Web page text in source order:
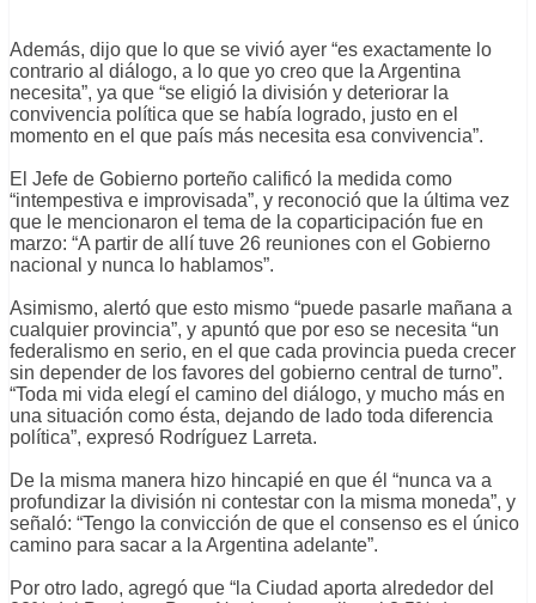
Además, dijo que lo que se vivió ayer “es exactamente lo
contrario al diálogo, a lo que yo creo que la Argentina
necesita”, ya que “se eligió la división y deteriorar la
convivencia política que se había logrado, justo en el
momento en el que país más necesita esa convivencia”.
El Jefe de Gobierno porteño calificó la medida como
“intempestiva e improvisada”, y reconoció que la última vez
que le mencionaron el tema de la coparticipación fue en
marzo: “A partir de allí tuve 26 reuniones con el Gobierno
nacional y nunca lo hablamos”.
Asimismo, alertó que esto mismo “puede pasarle mañana a
cualquier provincia”, y apuntó que por eso se necesita “un
federalismo en serio, en el que cada provincia pueda crecer
sin depender de los favores del gobierno central de turno”.
“Toda mi vida elegí el camino del diálogo, y mucho más en
una situación como ésta, dejando de lado toda diferencia
política”, expresó Rodríguez Larreta.
De la misma manera hizo hincapié en que él “nunca va a
profundizar la división ni contestar con la misma moneda”, y
señaló: “Tengo la convicción de que el consenso es el único
camino para sacar a la Argentina adelante”.
Por otro lado, agregó que “la Ciudad aporta alrededor del